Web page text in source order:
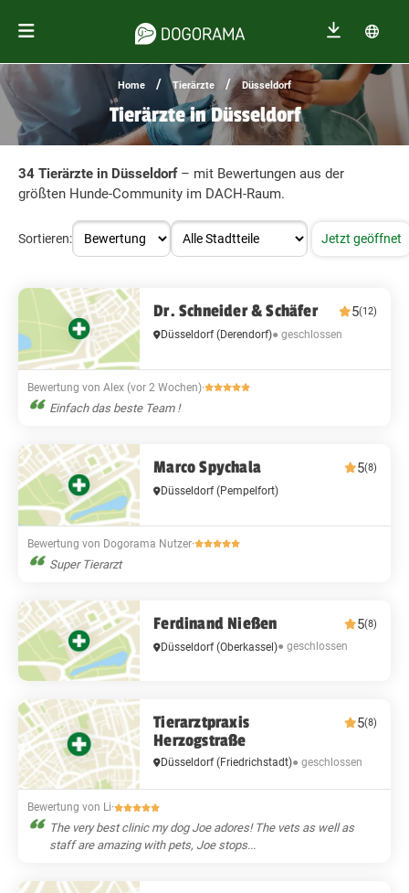
Home / Tierärzte / Düsseldorf
Tierärzte in Düsseldorf
34 Tierärzte in Düsseldorf– mit Bewertungen aus der
größten Hunde-Community im DACH-Raum.
Sortieren: Jetzt geöffnet
Dr. Schneider & Schäfer 5(12)
Düsseldorf(Derendorf)● geschlossen
Bewertung von Alex (vor 2 Wochen)·
Einfach das beste Team !
Marco Spychala 5(8)
Düsseldorf(Pempelfort)
Bewertung von Dogorama Nutzer·
Super Tierarzt
Ferdinand Nießen 5(8)
Düsseldorf(Oberkassel)● geschlossen
Tierarztpraxis
Herzogstraße
5(8)
Düsseldorf(Friedrichstadt)● geschlossen
Bewertung von Li·
The very best clinic my dog Joe adores! The vets as well as
staff are amazing with pets, Joe stops...